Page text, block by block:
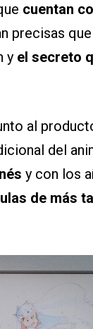
cuentan
precisas
y el secreto
al
del
y con los
de más